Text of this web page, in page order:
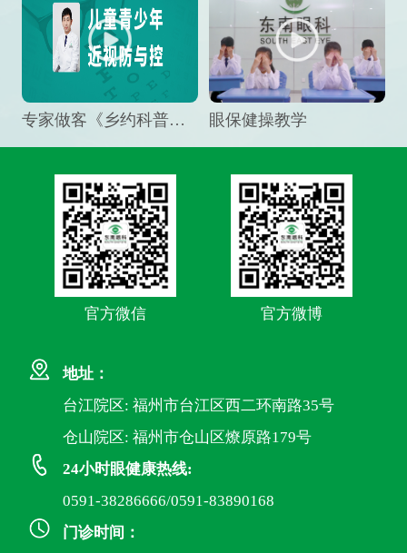
专家做客《乡约科普》栏目，预防孩子近视竟然这么“简单” 眼保健操教学
官方微信 官方微博
地址：
台江院区: 福州市台江区西二环南路35号
仓山院区: 福州市仓山区燎原路179号
24小时眼健康热线:
0591-38286666/0591-83890168
门诊时间：